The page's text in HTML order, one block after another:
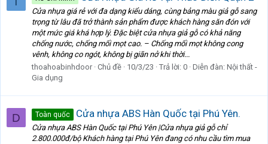
Cửa nhựa giá rẻ với đa dạng kiểu dáng, cùng bảng màu giả gỗ sang
trọng từ lâu đã trở thành sản phẩm được khách hàng săn đón với
một mức giá khá hợp lý. Đặc biệt cửa nhựa giả gỗ có khả năng
chống nước, chống mối mọt cao. – Chống mối mọt không cong
vênh, không co ngót, không bị giãn nở khi thời...
thoahoabinhdoor Chủ đề 10/3/23 Trả lời: 0 Diễn đàn: Nội thất -
Gia dụng
D Toàn quốc Cửa nhựa ABS Hàn Quốc tại Phú Yên.
Cửa nhựa ABS Hàn Quốc tại Phú Yên |Cửa nhựa giả gỗ chỉ
2.800.000đ/bộ Khách hàng tại Phú Yên đang có nhu cầu tìm mua